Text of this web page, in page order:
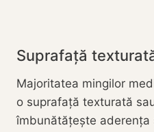
Suprafață
Majoritatea mingilor
o suprafață texturată
îmbunătățește aderența